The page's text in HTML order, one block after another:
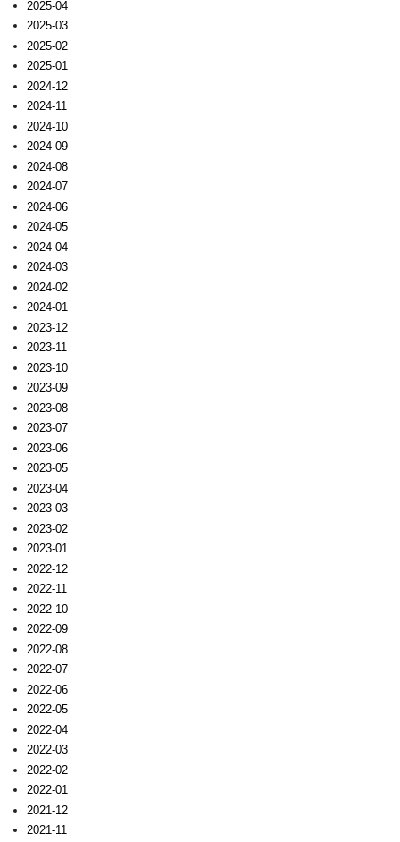
2025-04
2025-03
2025-02
2025-01
2024-12
2024-11
2024-10
2024-09
2024-08
2024-07
2024-06
2024-05
2024-04
2024-03
2024-02
2024-01
2023-12
2023-11
2023-10
2023-09
2023-08
2023-07
2023-06
2023-05
2023-04
2023-03
2023-02
2023-01
2022-12
2022-11
2022-10
2022-09
2022-08
2022-07
2022-06
2022-05
2022-04
2022-03
2022-02
2022-01
2021-12
2021-11